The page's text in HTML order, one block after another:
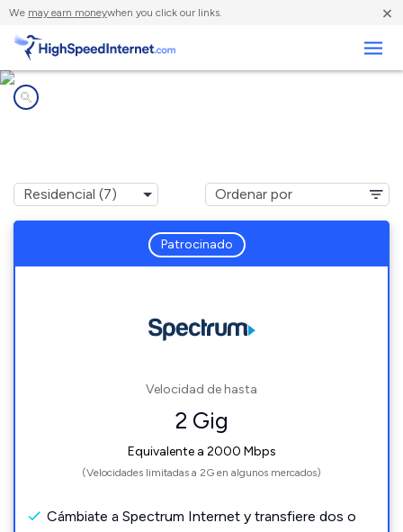
We may earn moneywhen you click our links. ×
Patrocinado
Velocidad de hasta
2 Gig
Equivalente a 2000 Mbps
(Velocidades limitadas a 2G en algunos mercados)
Cámbiate a Spectrum Internet y transfiere dos o